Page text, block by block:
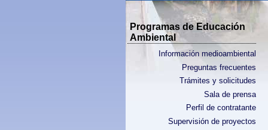
Programas de Educación
Ambiental
Información medioambiental
Preguntas frecuentes
Trámites y solicitudes
Sala de prensa
Perfil de contratante
Supervisión de proyectos